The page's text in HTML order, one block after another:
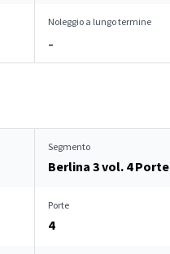
Noleggio a lungo termine
–
Segmento
Berlina 3 vol. 4 Porte
Porte
4